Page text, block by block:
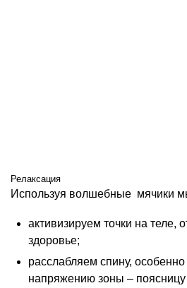
Релаксация
Используя волшебные мячики
активизируем точки на теле,
здоровье;
расслабляем спину,
напряжению зоны –